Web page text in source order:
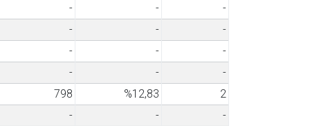
- -
-
- -
-
- -
-
- -
-
798 %12,83
2
- -
-